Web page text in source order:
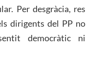
Per desgràcia, res
dirigents del PP no
democràtic ni